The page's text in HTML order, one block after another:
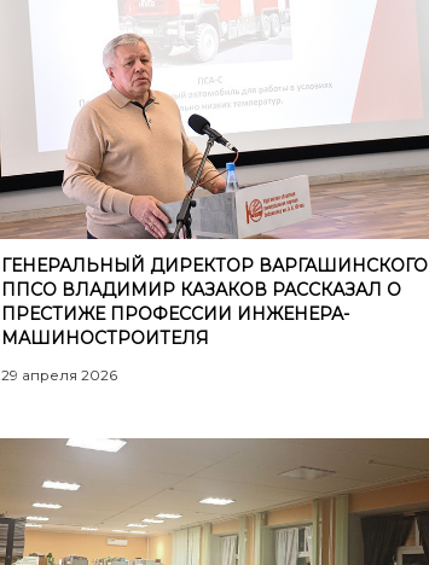
ГЕНЕРАЛЬНЫЙ ДИРЕКТОР ВАРГАШИНСКОГО
ППСО ВЛАДИМИР КАЗАКОВ РАССКАЗАЛ О
ПРЕСТИЖЕ ПРОФЕССИИ ИНЖЕНЕРА-
МАШИНОСТРОИТЕЛЯ
29 апреля 2026